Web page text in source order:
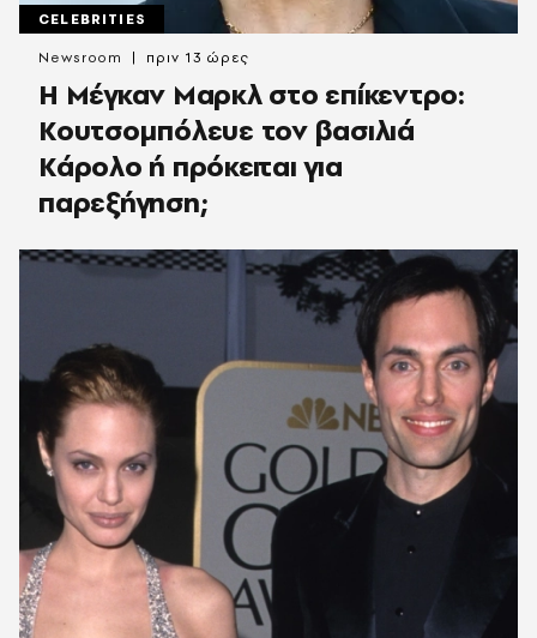
CELEBRITIES
Η Μέγκαν Μαρκλ στο επίκεντρο:
Κουτσομπόλευε τον βασιλιά
Κάρολο ή πρόκειται για
παρεξήγηση;
Newsroom πριν 13 ώρες